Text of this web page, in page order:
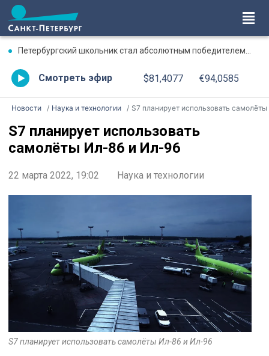
Петербургский школьник стал абсолютным победителем Международной олимпиады по ИИ
Смотреть эфир $81,4077 €94,0585
Новости Наука и технологии S7 планирует использовать самолёты Ил-86 и Ил-96
S7 планирует использовать
самолёты Ил-86 и Ил-96
22 марта 2022, 19:02 Наука и технологии
S7 планирует использовать самолёты Ил-86 и Ил-96